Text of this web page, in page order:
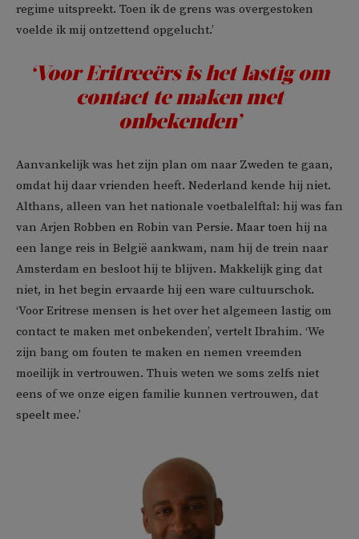
regime uitspreekt. Toen ik de grens was overgestoken
voelde ik mij ontzettend opgelucht.’
‘Voor Eritreeërs is het lastig om
contact te maken met
onbekenden’
Aanvankelijk was het zijn plan om naar Zweden te gaan,
omdat hij daar vrienden heeft. Nederland kende hij niet.
Althans, alleen van het nationale voetbalelftal: hij was fan
van Arjen Robben en Robin van Persie. Maar toen hij na
een lange reis in België aankwam, nam hij de trein naar
Amsterdam en besloot hij te blijven. Makkelijk ging dat
niet, in het begin ervaarde hij een ware cultuurschok.
‘Voor Eritrese mensen is het over het algemeen lastig om
contact te maken met onbekenden’, vertelt Ibrahim. ‘We
zijn bang om fouten te maken en nemen vreemden
moeilijk in vertrouwen. Thuis weten we soms zelfs niet
eens of we onze eigen familie kunnen vertrouwen, dat
speelt mee.’